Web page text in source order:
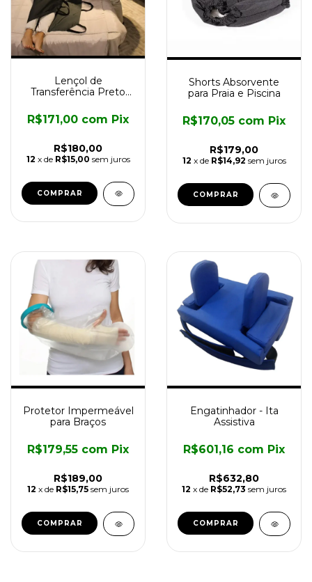
Lençol de
Transferência Preto
R$180,00
R$171,00 com Pix
12 x de R$15,00 sem juros
COMPRAR
Shorts Absorvente
para Praia e Piscina
R$179,00
R$170,05 com Pix
12 x de R$14,92 sem juros
COMPRAR
Protetor Impermeável
para Braços
R$189,00
R$179,55 com Pix
12 x de R$15,75 sem juros
COMPRAR
Engatinhador - Ita
Assistiva
R$632,80
R$601,16 com Pix
12 x de R$52,73 sem juros
COMPRAR